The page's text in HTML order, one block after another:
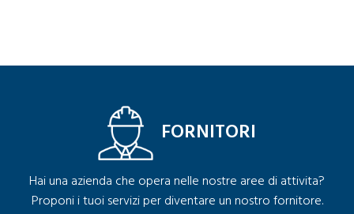
FORNITORI
Hai una azienda che opera nelle nostre aree di attivita?
Proponi i tuoi servizi per diventare un nostro fornitore.